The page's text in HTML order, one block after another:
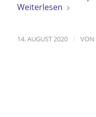
Weiterlesen
14. AUGUST 2020 / VON